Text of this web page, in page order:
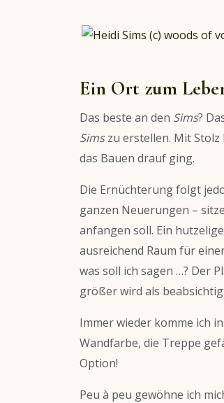
Ein Ort zum
Das beste an den Sims?
Simszu erstellen. Mit Stolz
das Bauen drauf ging.
Die Ernüchterung folgt
ganzen Neuerungen –
anfangen soll. Ein
ausreichend Raum für
was soll ich sagen …? Der
größer wird als
Immer wieder komme ich
Wandfarbe, die Treppe
Option!
Peu à peu gewöhne ich